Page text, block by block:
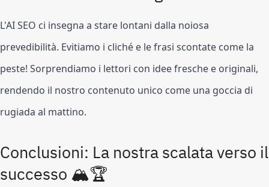
L'AI SEO ci insegna a stare lontani dalla noiosa
prevedibilità. Evitiamo i cliché e le frasi scontate come la
peste! Sorprendiamo i lettori con idee fresche e originali,
rendendo il nostro contenuto unico come una goccia di
rugiada al mattino.
Conclusioni: La nostra scalata verso il
successo 🏔️🏆